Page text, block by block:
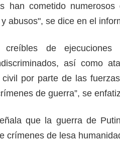
han cometido
abusos", se dice en el
de ejecuciones
así como
por parte de las
de guerra”, se
que la guerra de
crímenes de lesa